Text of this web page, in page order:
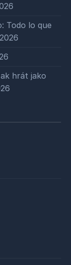
Todo lo que
hrát jako